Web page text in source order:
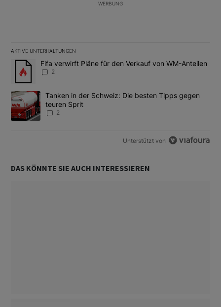
WERBUNG
AKTIVE UNTERHALTUNGEN
Das Folgende ist eine Liste der am meisten kommentierten
Ein Trendartikel mit dem Titel "Fifa verwirft Pläne für den
Fifa verwirft Pläne für den Verkauf von WM-Anteilen
2
Ein Trendartikel mit dem Titel "Tanken in der Schweiz: Die
Tanken in der Schweiz: Die besten Tipps gegen
teuren Sprit
2
Unterstützt von
DAS KÖNNTE SIE AUCH INTERESSIEREN